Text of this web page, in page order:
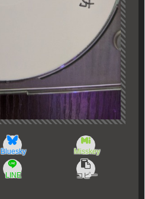
Bluesky Misskey
LINE コピー